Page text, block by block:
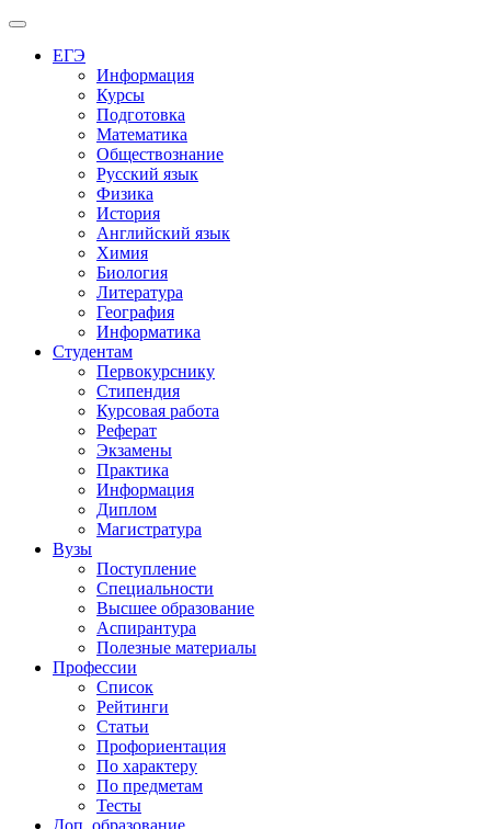
Меню
ЕГЭ
Информация
Курсы
Подготовка
Математика
Обществознание
Русский язык
Физика
История
Английский язык
Химия
Биология
Литература
География
Информатика
Студентам
Первокурснику
Стипендия
Курсовая работа
Реферат
Экзамены
Практика
Информация
Диплом
Магистратура
Вузы
Поступление
Специальности
Высшее образование
Аспирантура
Полезные материалы
Профессии
Список
Рейтинги
Статьи
Профориентация
По характеру
По предметам
Тесты
Доп. образование